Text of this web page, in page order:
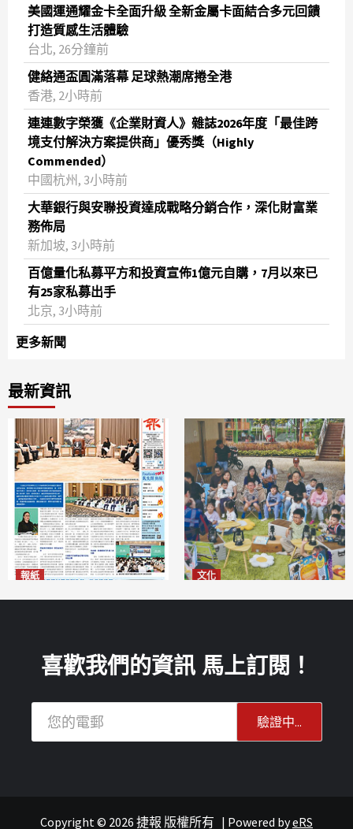
美國運通耀金卡全面升級 全新金屬卡面結合多元回饋
打造質感生活體驗
台北, 26分鐘前
健絡通盃圓滿落幕 足球熱潮席捲全港
香港, 2小時前
連連數字榮獲《企業財資人》雜誌2026年度「最佳跨
境支付解決方案提供商」優秀獎（Highly
Commended）
中國杭州, 3小時前
大華銀行與安聯投資達成戰略分銷合作，深化財富業
務佈局
新加坡, 3小時前
百億量化私募平方和投資宣佈1億元自購，7月以來已
有25家私募出手
北京, 3小時前
更多新聞
最新資訊
報紙 文化
喜歡我們的資訊 馬上訂閱！
Copyright © 2026 捷報 版權所有 | Powered byeRS